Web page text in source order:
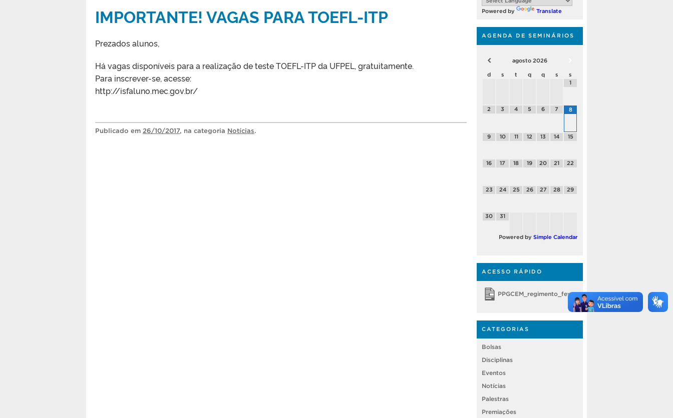
IMPORTANTE! VAGAS PARA TOEFL-ITP
Prezados alunos,
Há vagas disponíveis para a realização de teste TOEFL-ITP da UFPEL, gratuitamente.
Para inscrever-se, acesse:
http://isfaluno.mec.gov.br/
Publicado em 26/10/2017, na categoria Notícias.
Powered by Translate
AGENDA DE SEMINÁRIOS
agosto 2026
d s t q q s
s
1
2 3 4 5 6 7 8
9 10 11 12 13 14 15
16 17 18 19 20 21 22
23 24 25 26 27 28 29
30 31
Powered by Simple Calendar
ACESSO RÁPIDO
PPGCEM_regimento_fevereiro 2018
CATEGORIAS
Bolsas
Disciplinas
Eventos
Notícias
Palestras
Premiações